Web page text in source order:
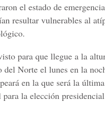
el estado de
resultar vulnerables al
para que llegue a la
Norte el lunes en la
en la que será la
para la elección